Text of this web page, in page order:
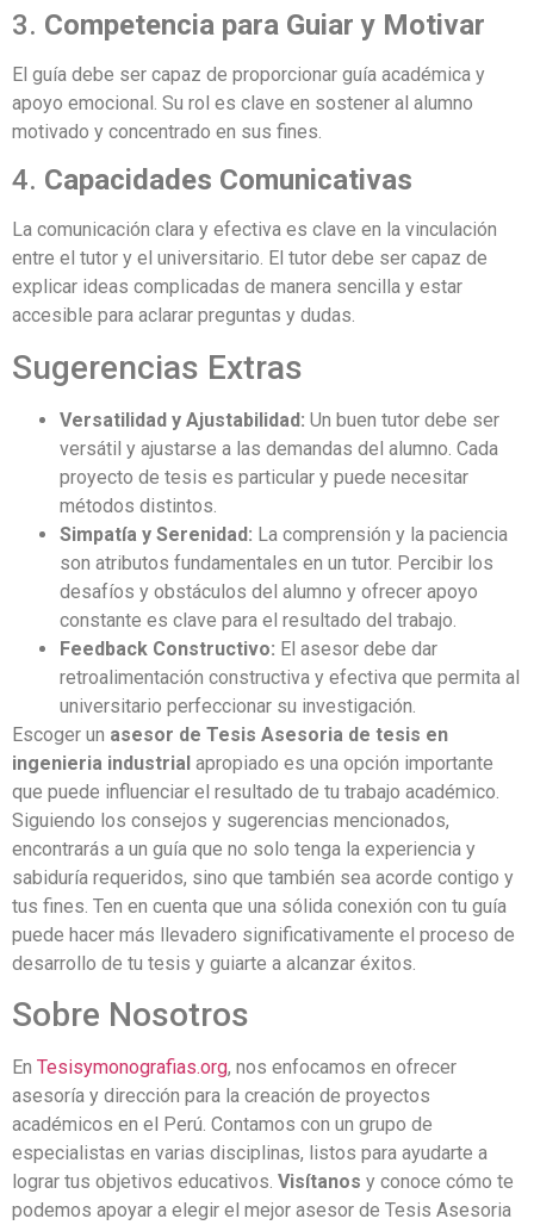
3. Competencia para Guiar y Motivar
El guía debe ser capaz de proporcionar guía académica y
apoyo emocional. Su rol es clave en sostener al alumno
motivado y concentrado en sus fines.
4. Capacidades Comunicativas
La comunicación clara y efectiva es clave en la vinculación
entre el tutor y el universitario. El tutor debe ser capaz de
explicar ideas complicadas de manera sencilla y estar
accesible para aclarar preguntas y dudas.
Sugerencias Extras
Versatilidad y Ajustabilidad: Un buen tutor debe ser
versátil y ajustarse a las demandas del alumno. Cada
proyecto de tesis es particular y puede necesitar
métodos distintos.
Simpatía y Serenidad: La comprensión y la paciencia
son atributos fundamentales en un tutor. Percibir los
desafíos y obstáculos del alumno y ofrecer apoyo
constante es clave para el resultado del trabajo.
Feedback Constructivo: El asesor debe dar
retroalimentación constructiva y efectiva que permita al
universitario perfeccionar su investigación.
Escoger un asesor de Tesis Asesoria de tesis en
ingenieria industrial apropiado es una opción importante
que puede influenciar el resultado de tu trabajo académico.
Siguiendo los consejos y sugerencias mencionados,
encontrarás a un guía que no solo tenga la experiencia y
sabiduría requeridos, sino que también sea acorde contigo y
tus fines. Ten en cuenta que una sólida conexión con tu guía
puede hacer más llevadero significativamente el proceso de
desarrollo de tu tesis y guiarte a alcanzar éxitos.
Sobre Nosotros
En Tesisymonografias.org, nos enfocamos en ofrecer
asesoría y dirección para la creación de proyectos
académicos en el Perú. Contamos con un grupo de
especialistas en varias disciplinas, listos para ayudarte a
lograr tus objetivos educativos. Visítanos y conoce cómo te
podemos apoyar a elegir el mejor asesor de Tesis Asesoria